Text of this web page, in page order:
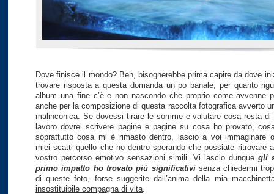
Dove finisce il mondo? Beh, bisognerebbe prima capire da dove
trovare risposta a questa domanda un po banale, per quanto
album una fine c’è e non nascondo che proprio come avvenne
anche per la composizione di questa raccolta fotografica avverto
malinconica. Se dovessi tirare le somme e valutare cosa resta di
lavoro dovrei scrivere pagine e pagine su cosa ho provato,
soprattutto cosa mi è rimasto dentro, lascio a voi immaginare
miei scatti quello che ho dentro sperando che possiate ritrovare
vostro percorso emotivo sensazioni simili. Vi lascio dunque gli
primo impatto ho trovato più significativisenza chiedermi
di queste foto, forse suggerite dall’anima della mia
insostituibile compagna di vita